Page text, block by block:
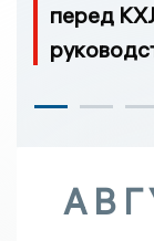
перед